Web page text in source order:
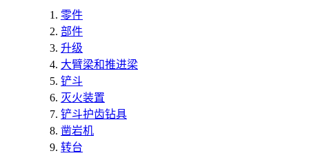
零件
部件
升级
大臂梁和推进梁
铲斗
灭火装置
铲斗护齿钻具
凿岩机
转台